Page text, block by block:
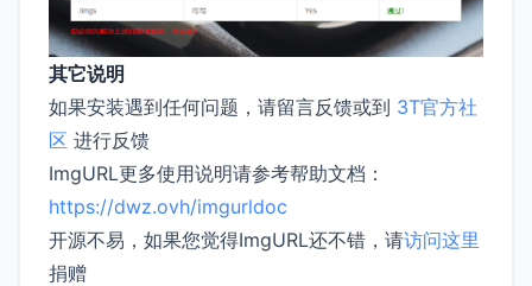
其它说明
如果安装遇到任何问题，请留言反馈或到 3T官方社
区 进行反馈
ImgURL更多使用说明请参考帮助文档：
https://dwz.ovh/imgurldoc
开源不易，如果您觉得ImgURL还不错，请访问这里
捐赠